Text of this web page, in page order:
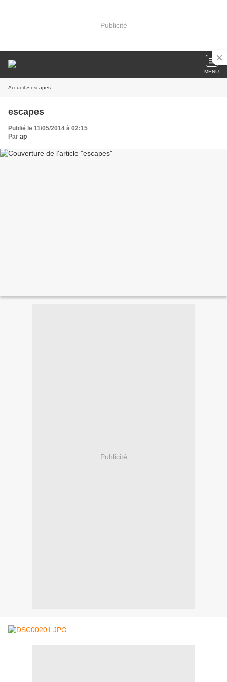
Publicité
MENU
Accueil » escapes
escapes
Publié le 11/05/2014 à 02:15
Par ap
Publicité